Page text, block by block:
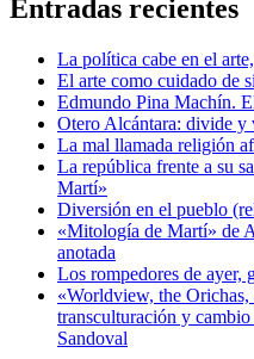
Entradas recientes
La política cabe en el
El arte como cuidado de
Edmundo Pina Machín.
Otero Alcántara: divide y
La mal llamada religión
La república frente a su
Martí»
Diversión en el pueblo
«Mitología de Martí» de
anotada
Los rompedores de ayer,
«Worldview, the
transculturación y
Sandoval